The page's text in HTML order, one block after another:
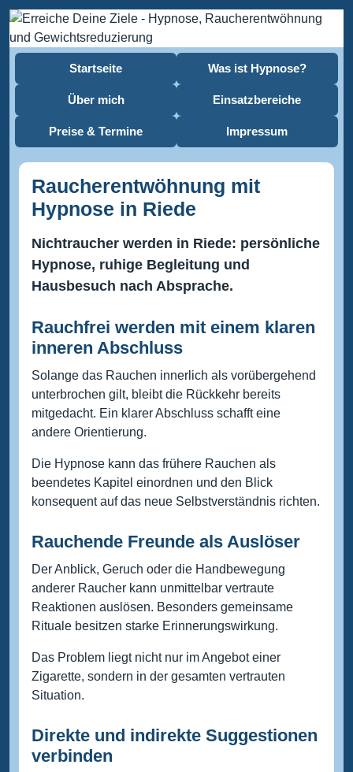
Startseite Was ist Hypnose?
Über mich Einsatzbereiche
Preise & Termine Impressum
Raucherentwöhnung mit
Hypnose in Riede
Nichtraucher werden in Riede: persönliche
Hypnose, ruhige Begleitung und
Hausbesuch nach Absprache.
Rauchfrei werden mit einem klaren
inneren Abschluss
Solange das Rauchen innerlich als vorübergehend
unterbrochen gilt, bleibt die Rückkehr bereits
mitgedacht. Ein klarer Abschluss schafft eine
andere Orientierung.
Die Hypnose kann das frühere Rauchen als
beendetes Kapitel einordnen und den Blick
konsequent auf das neue Selbstverständnis richten.
Rauchende Freunde als Auslöser
Der Anblick, Geruch oder die Handbewegung
anderer Raucher kann unmittelbar vertraute
Reaktionen auslösen. Besonders gemeinsame
Rituale besitzen starke Erinnerungswirkung.
Das Problem liegt nicht nur im Angebot einer
Zigarette, sondern in der gesamten vertrauten
Situation.
Direkte und indirekte Suggestionen
verbinden